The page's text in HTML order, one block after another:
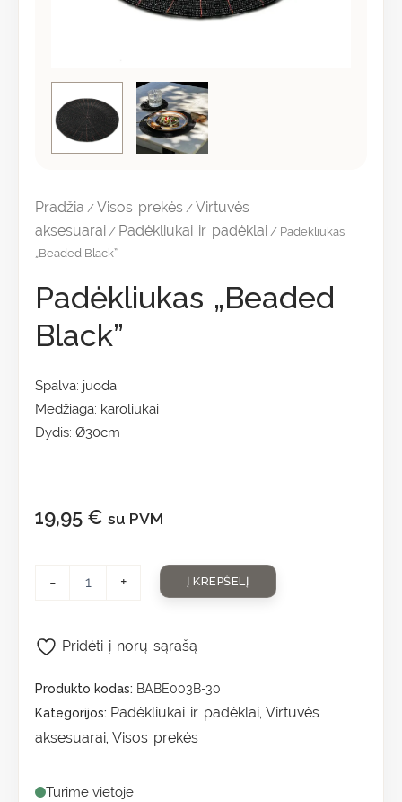
Pradžia /Visos prekės /Virtuvės
aksesuarai / Padėkliukai ir padėklai / Padėkliukas
„Beaded Black”
Padėkliukas „Beaded
Black”
Spalva: juoda
Medžiaga: karoliukai
Dydis: Ø30cm
19,95 € su PVM
- + Į KREPŠELĮ
Produkto kodas: BABE003B-30
Kategorijos: Padėkliukai ir padėklai, Virtuvės
aksesuarai, Visos prekės
Turime vietoje
Pridėti į norų sąrašą